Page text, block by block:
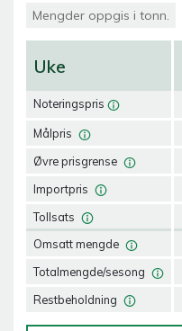
Mengder oppgis i tonn.
Uke
Noteringspris
Målpris
Øvre prisgrense
Importpris
Tollsats
Omsatt mengde
Totalmengde/sesong
Restbeholdning